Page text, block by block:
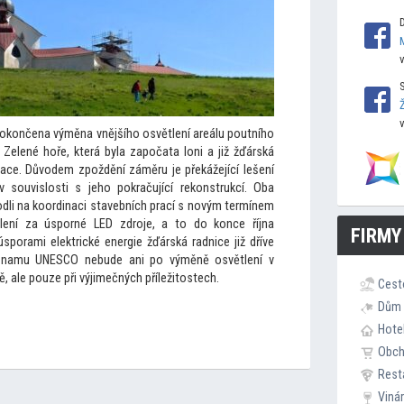
výměna vnějšího osvětlení areálu poutního
hoře, která byla započata loni a již žďárská
Důvodem zpoždění záměru je překážející lešení
souvislosti s jeho pokračující rekonstrukcí. Oba
na koordinaci stavebních prací s novým termínem
za úsporné LED zdroje, a to do konce října
elektrické energie žďárská radnice již dříve
UNESCO nebude ani po výměně osvětlení v
ale pouze při výjimečných příležitostech.